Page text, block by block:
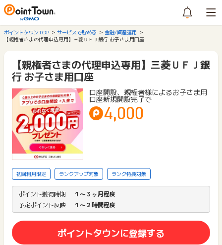
ポイントタウンTOP サービスで貯める
金融/資産運用
【親権者さまの代理申込専用】三菱ＵＦＪ銀行 お子さま用口座
【親権者さまの代理申込専用】三菱ＵＦＪ銀
行 お子さま用口座
口座開設、​親権者様によるお子さま用
口座新規開設完了で
4,000
初回利用限定 ランクアップ対象 ランク特典対象
ポイント獲得時期
１〜３ヶ月程度
予定ポイント反映
１〜２時間程度
ポイントタウンに登録する